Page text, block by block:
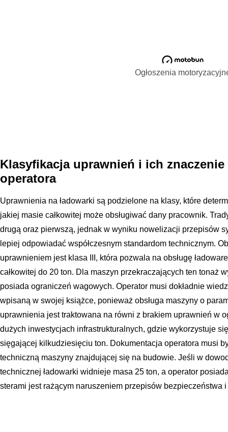
Ogłoszenia
Klasyfikacja uprawnień i ich
operatora
Uprawnienia na ładowarki są podzielone na klasy, które
jakiej masie całkowitej może obsługiwać dany pracownik.
drugą oraz pierwszą, jednak w wyniku nowelizacji przepisów
lepiej odpowiadać współczesnym standardom technicznym.
uprawnieniem jest klasa III, która pozwala na obsługę
całkowitej do 20 ton. Dla maszyn przekraczających ten tonaż
posiada ograniczeń wagowych. Operator musi dokładnie
wpisaną w swojej książce, ponieważ obsługa maszyny o
uprawnienia jest traktowana na równi z brakiem uprawnień w
dużych inwestycjach infrastrukturalnych, gdzie wykorzystuje
sięgającej kilkudziesięciu ton. Dokumentacja operatora musi
techniczną maszyny znajdującej się na budowie. Jeśli w
technicznej ładowarki widnieje masa 25 ton, a operator
sterami jest rażącym naruszeniem przepisów bezpieczeństwa